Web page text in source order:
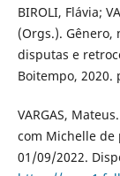
BIROLI, Flávia;
(Orgs.). Gênero,
disputas e
Boitempo, 2020.
VARGAS,
com Michelle de
01/09/2022.